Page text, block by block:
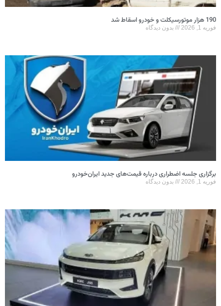
190 هزار موتورسیکلت و خودرو اسقاط شد
فوریه 1, 2026 بدون دیدگاه
برگزاری جلسه اضطراری درباره قیمت‌های جدید ایران‌خودرو
فوریه 1, 2026 بدون دیدگاه